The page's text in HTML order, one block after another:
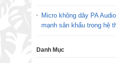
Micro không dây PA
mạnh sân khấu trong hệ
Danh Mục